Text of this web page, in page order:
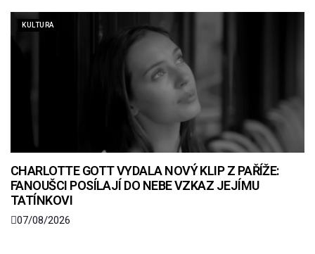
KULTURA
CHARLOTTE GOTT VYDALA NOVÝ KLIP Z PAŘÍŽE:
FANOUŠCI POSÍLAJÍ DO NEBE VZKAZ JEJÍMU
TATÍNKOVI
07/08/2026